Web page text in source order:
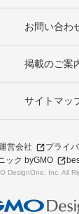
お問い合わ
掲載のご案
サイトマッ
営会社
プライ
ック byGMO
DesignOne, Inc. All